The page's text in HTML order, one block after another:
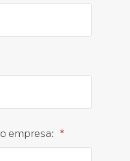
*
empresa: